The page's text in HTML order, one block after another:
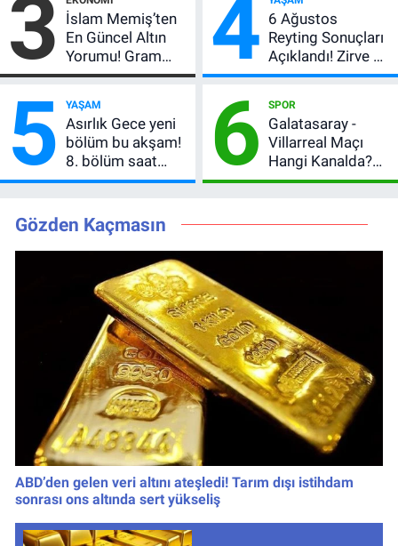
Açıkladı, 5 Yıldız
Daha Listede
3
İslam Memiş’ten
En Güncel Altın
Yorumu! Gram
Altın İçin 6.350 TL
Beklentisi
Değişmedi
4 6 Ağustos
Reyting Sonuçları
Açıklandı! Zirve El
Değiştirdi:
MasterChef'i
Geride Bıraktı
5 YAŞAM
Asırlık Gece yeni
bölüm bu akşam!
8. bölüm saat
kaçta, TRT 1 canlı
6 SPOR
Galatasaray -
Villarreal Maçı
Hangi Kanalda?
Hazırlık Maçı Ne
Gözden Kaçmasın
ABD’den gelen veri altını ateşledi! Tarım dışı istihdam
sonrası ons altında sert yükseliş